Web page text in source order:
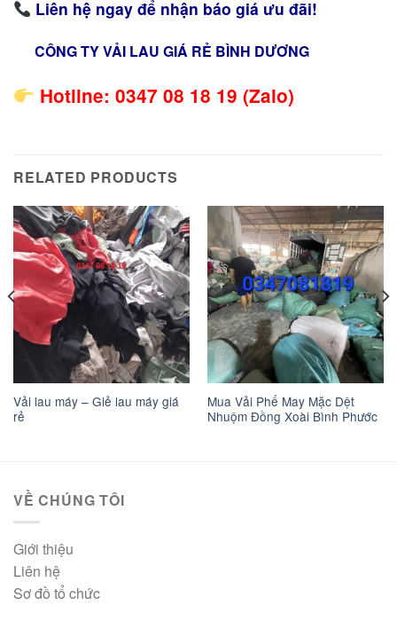
Liên hệ ngay để nhận báo giá ưu đãi!
CÔNG TY VẢI LAU GIÁ RẺ BÌNH DƯƠNG
Hotline: 0347 08 18 19 (Zalo)
RELATED PRODUCTS
Vải lau máy – Giẻ lau máy giá
rẻ
Mua Vải Phế May Mặc Dệt
Nhuộm Đồng Xoài Bình Phước
VỀ CHÚNG TÔI
Giới thiệu
Liên hệ
Sơ đồ tổ chức